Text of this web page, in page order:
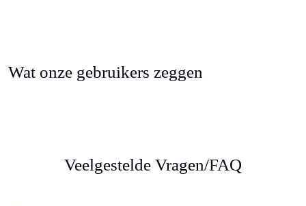
Wat onze gebruikers zeggen
Veelgestelde Vragen/FAQ